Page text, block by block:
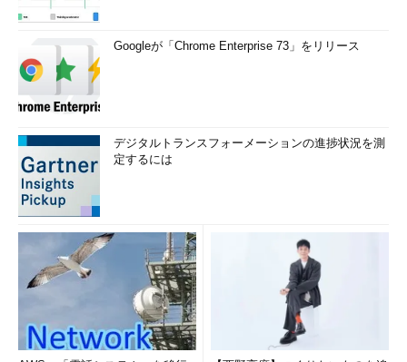
Googleが「Chrome Enterprise 73」をリリース
デジタルトランスフォーメーションの進捗状況を測
定するには